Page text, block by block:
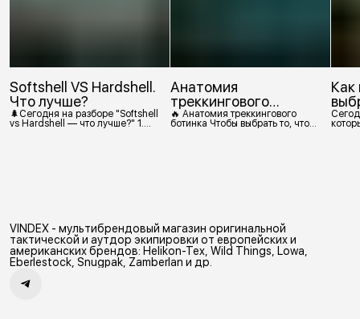
Softshell VS Hardshell.
Что лучше?
🌲Сегодня на разборе "Softshell
vs Hardshell — что лучше?" 1.
эластичной тканью. •
Ветрозащитный мембранный
Softshell Демисезонная гор
Анатомия
треккингового
ботинка
🔥 Анатомия треккингового
ботинка Чтобы выбрать то, что
пропорциях. Обеспечивает
сцепление с поверхностью,
защиту от истрирания и износа,
а также безопасность. 2
Как
VINDEX - мультибрендовый магазин оригинальной
тактической и аутдор экипировки от европейских и
американских брендов: Helikon-Tex, Wild Things, Lowa,
Eberlestock, Snugpak, Zamberlan и др.